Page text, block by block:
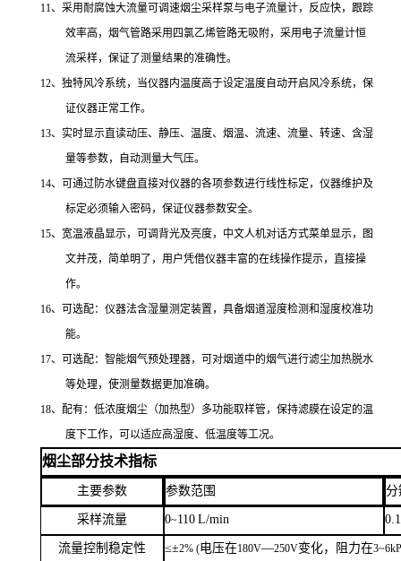
11、采用耐腐蚀大流量可调速烟尘采样泵与电子流量计，反应快，跟踪
效率高，烟气管路采用四氯乙烯管路无吸附，采用电子流量计恒
流采样，保证了测量结果的准确性。
12、独特风冷系统，当仪器内温度高于设定温度自动开启风冷系统，保
证仪器正常工作。
13、实时显示直读动压、静压、温度、烟温、流速、流量、转速、含湿
量等参数，自动测量大气压。
14、可通过防水键盘直接对仪器的各项参数进行线性标定，仪器维护及
标定必须输入密码，保证仪器参数安全。
15、宽温液晶显示，可调背光及亮度，中文人机对话方式菜单显示，图
文并茂，简单明了，用户凭借仪器丰富的在线操作提示，直接操
作。
16、可选配：仪器法含湿量测定装置，具备烟道湿度检测和湿度校准功
能。
17、可选配：智能烟气预处理器，可对烟道中的烟气进行滤尘加热脱水
等处理，使测量数据更加准确。
18、配有：低浓度烟尘（加热型）多功能取样管， 保持滤膜在设定的温
度下工作，可以适应高湿度、低温度等工况。
烟尘部分技术指标
主要参数 参数范围 分
采样流量 0~110 L/min 0.1
流量控制稳定性 ≤±2% (电压在180V—250V变化，阻力在3~